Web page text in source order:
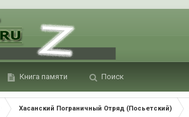
Книга памяти Поиск
Хасанский Пограничный Отряд (Посьетский)